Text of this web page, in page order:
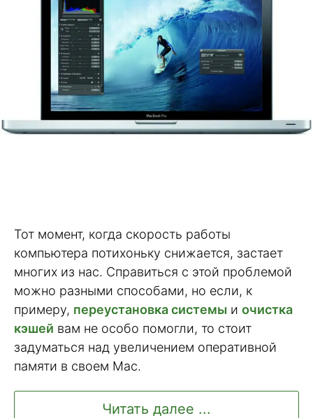
Тот момент, когда скорость работы
компьютера потихоньку снижается, застает
многих из нас. Справиться с этой проблемой
можно разными способами, но если, к
примеру, переустановка системы и очистка
кэшей вам не особо помогли, то стоит
задуматься над увеличением оперативной
памяти в своем Mac.
Читать далее ...